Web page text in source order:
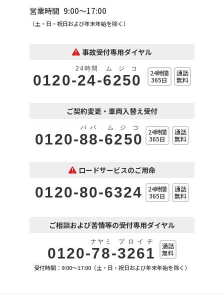
営業時間 9:00～17:00
（土・日・祝日および年末年始を除く）
事故受付専用ダイヤル
0120-24
24時間
-6250
ムジコ
24時間
365日
通話
無料
ご契約変更・車両入替え受付
0120-88
パパ
-6250
ムジコ
24時間
365日
通話
無料
ロードサービスのご用命
0120-80-6324
24時間
365日
通話
無料
ご相談および苦情等の受付専用ダイヤル
0120-78
ナヤミ
-3261
プロイチ
通話
無料
受付時間：9:00～17:00（土・日・祝日および年末年始を除く）